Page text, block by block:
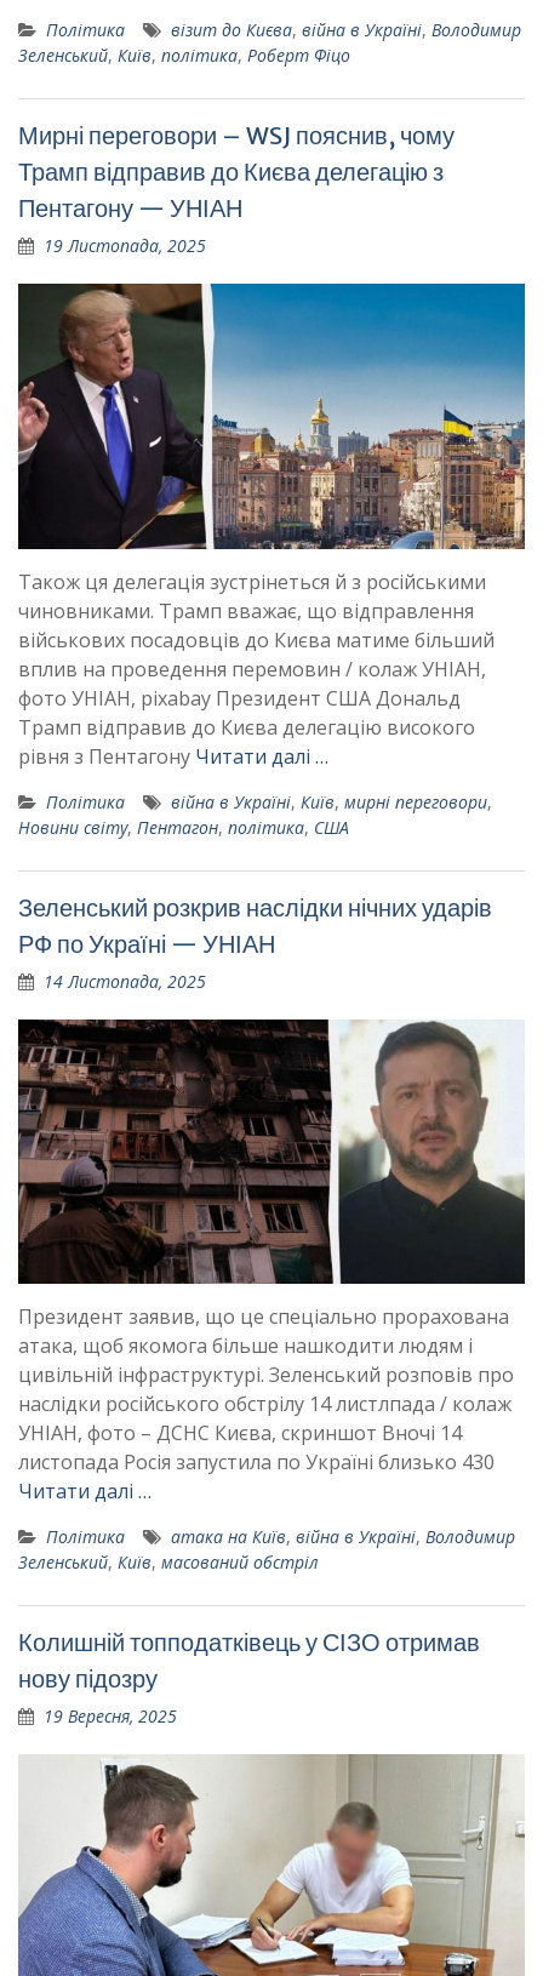
Політика візит до Києва, війна в Україні, Володимир
Зеленський, Київ, політика, Роберт Фіцо
Мирні переговори – WSJ пояснив, чому
Трамп відправив до Києва делегацію з
Пентагону — УНІАН
19 Листопада, 2025
Також ця делегація зустрінеться й з російськими
чиновниками. Трамп вважає, що відправлення
військових посадовців до Києва матиме більший
вплив на проведення перемовин / колаж УНІАН,
фото УНІАН, pixabay Президент США Дональд
Трамп відправив до Києва делегацію високого
рівня з Пентагону Читати далі …
Політика війна в Україні, Київ, мирні переговори,
Новини світу, Пентагон, політика, США
Зеленський розкрив наслідки нічних ударів
РФ по Україні — УНІАН
14 Листопада, 2025
Президент заявив, що це спеціально прорахована
атака, щоб якомога більше нашкодити людям і
цивільній інфраструктурі. Зеленський розповів про
наслідки російського обстрілу 14 листлпада / колаж
УНІАН, фото – ДСНС Києва, скриншот Вночі 14
листопада Росія запустила по Україні близько 430
Читати далі …
Політика атака на Київ, війна в Україні, Володимир
Зеленський, Київ, масований обстріл
Колишній топподатківець у СІЗО отримав
нову підозру
19 Вересня, 2025